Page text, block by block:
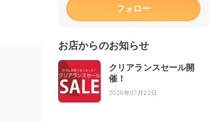
フォロー
お店からのお知らせ
クリアランスセール開
催！
2026年07月22日